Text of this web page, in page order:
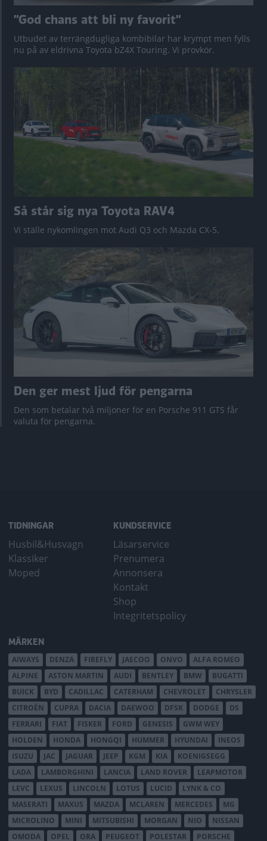
”God chans att bli ny favorit”
Utbudet av terrängdugliga kombibilar har krympt men fylls
nu på av eldrivna Toyota bZ4X Touring. Vi provkör.
Så står sig nya Toyota RAV4
Vi ställe nykomlingen mot Audi Q3 och Mazda CX-5.
Den ger mest ljud för pengarna
Den som betalar två miljoner för en Porsche 911 GTS får
valuta för pengarna.
TIDNINGAR
Husbil&Husvagn
Klassiker
Moped
KUNDSERVICE
Läsarservice
Prenumera
Annonsera
Kontakt
Shop
Integritetspolicy
MÄRKEN
AIWAYS DENZA FIREFLY JAECOO ONVO
ALFA ROMEO
ALPINE
ASTON MARTIN AUDI BENTLEY BMW
BUGATTI
BUICK
BYD CADILLAC CATERHAM CHEVROLET
CHRYSLER
CITROËN
CUPRA DACIA DAEWOO DFSK DODGE
DS
FERRARI
FIAT FISKER FORD GENESIS
GWM WEY
HOLDEN
HONDA HONGQI HUMMER HYUNDAI
INEOS
ISUZU
JAC JAGUAR JEEP KGM KIA
KOENIGSEGG
LADA
LAMBORGHINI LANCIA LAND ROVER
LEAPMOTOR
LEVC
LEXUS LINCOLN LOTUS LUCID
LYNK & CO
MASERATI
MAXUS MAZDA MCLAREN MERCEDES
MG
MICROLINO
MINI MITSUBISHI MORGAN NIO
NISSAN
OMODA
OPEL ORA PEUGEOT POLESTAR PORSCHE